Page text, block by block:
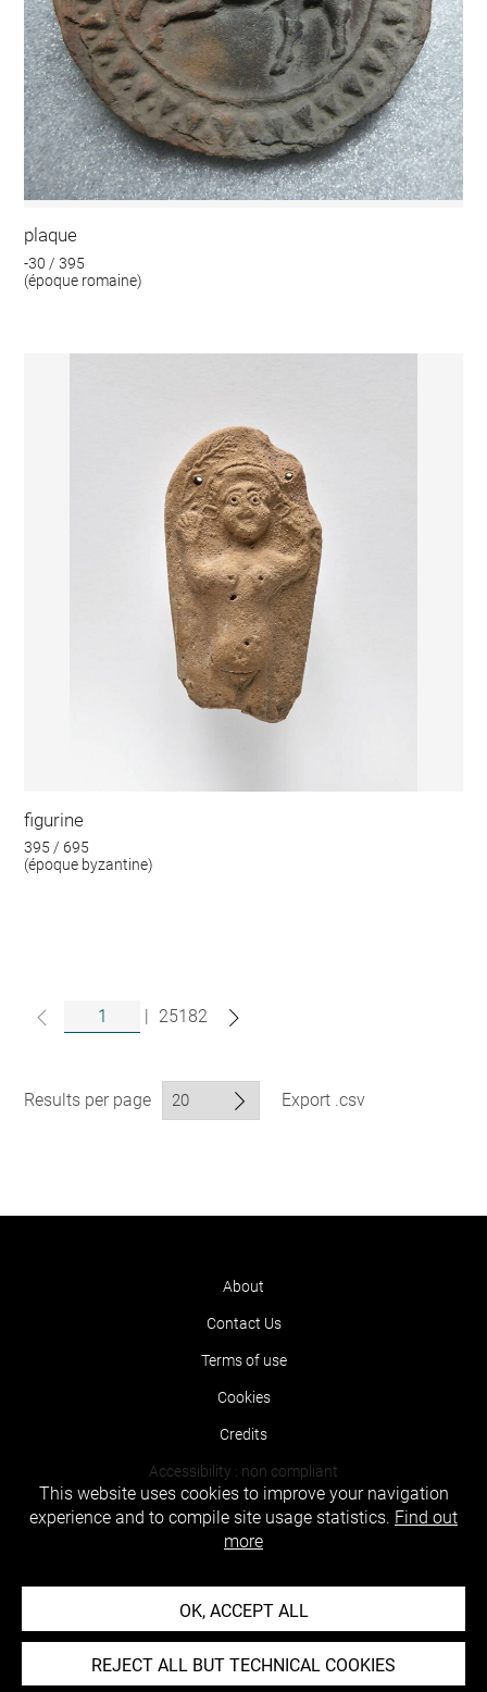
plaque
-30 / 395
(époque romaine)
figurine
395 / 695
(époque byzantine)
| 25182
Results per page Export .csv
About
Contact Us
Terms of use
Cookies
Credits
Accessibility : non compliant
This website uses cookies to improve your navigation
experience and to compile site usage statistics. Find out
more
OK, ACCEPT ALL
REJECT ALL BUT TECHNICAL COOKIES